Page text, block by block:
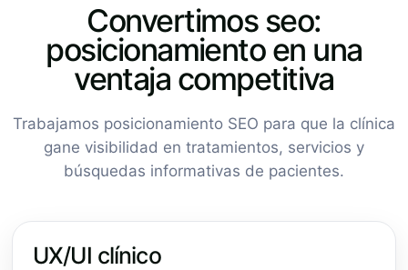
Convertimos seo:
posicionamiento en una
ventaja competitiva
Trabajamos posicionamiento SEO para que la clínica
gane visibilidad en tratamientos, servicios y
búsquedas informativas de pacientes.
UX/UI clínico